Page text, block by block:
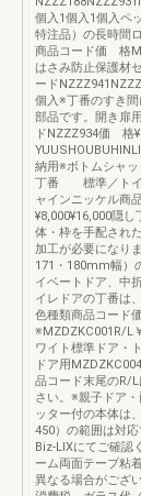
個入1個入1個入ペ
特注品）の長時間
商品コード価 格
はさみ防止保護材
ード
個入※丁番のすき
部品です。開き扉
ドNZZZ934価 格
納用※ボトムシャ
丁番 標準／トイ
ャインニッケル商
¥8,000¥16,000隠
体・枠を手配され
加工が必要になり
171・180mm幅）
イベートドア、中
イレドアの丁番は
色種類商品コード
※MZDZKC001R/L
ワイト標準ドア・
ドア用
品コード末尾のR/
さい。※親子ドア
ッター付の本体は
450）の範囲は対
Biz-LIXにてご確認
ーム両面テープ粘
異なる場合がござ